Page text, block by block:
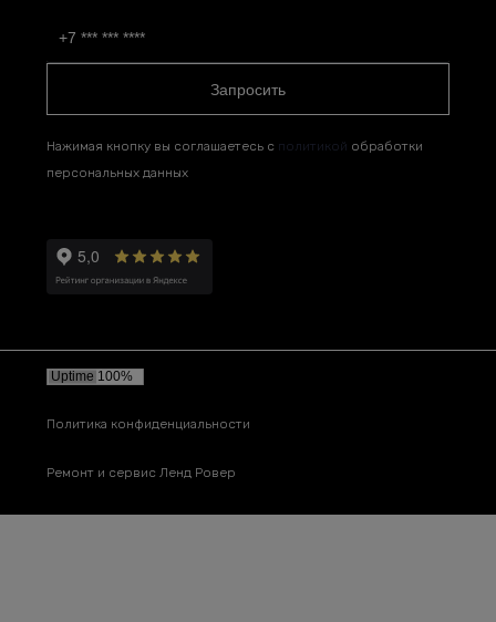
Запросить
Нажимая кнопку вы соглашаетесь с политикой обработки
персональных данных
Политика конфиденциальности
Ремонт и сервис Ленд Ровер